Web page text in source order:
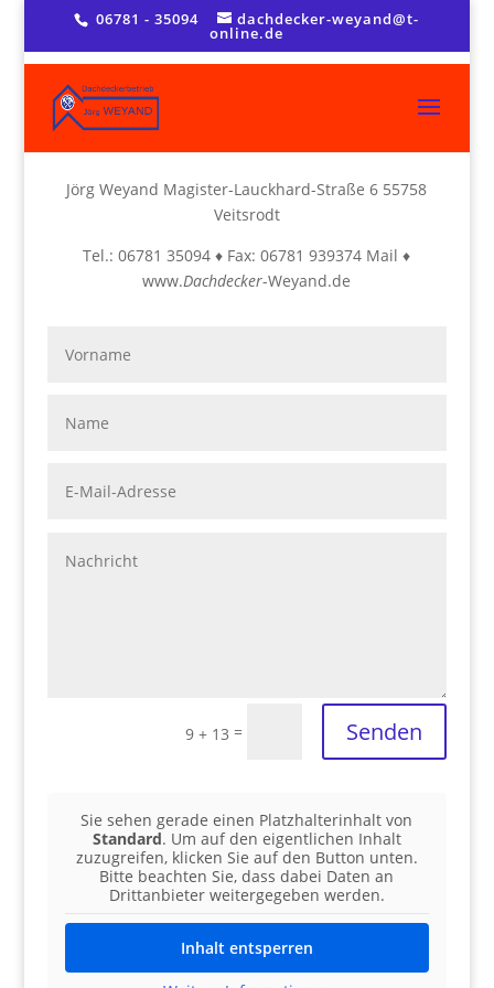
06781 - 35094 dachdecker-weyand@t-
online.de
Jörg Weyand Magister-Lauckhard-Straße 6 55758
Veitsrodt
Tel.: 06781 35094 ♦ Fax: 06781 939374 Mail ♦
www.Dachdecker-Weyand.de
9 + 13 = Senden
Sie sehen gerade einen Platzhalterinhalt von
Standard. Um auf den eigentlichen Inhalt
zuzugreifen, klicken Sie auf den Button unten.
Bitte beachten Sie, dass dabei Daten an
Drittanbieter weitergegeben werden.
Inhalt entsperren